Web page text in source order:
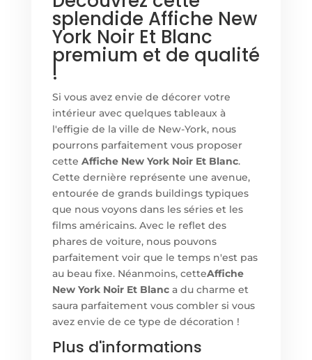
splendide Affiche New
York Noir Et Blanc
premium et de qualité
!
Si vous avez envie de décorer votre
intérieur avec quelques tableaux à
l'effigie de la ville de New-York, nous
pourrons parfaitement vous proposer
cette Affiche New York Noir Et Blanc.
Cette dernière représente une avenue,
entourée de grands buildings typiques
que nous voyons dans les séries et les
films américains. Avec le reflet des
phares de voiture, nous pouvons
parfaitement voir que le temps n'est pas
au beau fixe. Néanmoins, cetteAffiche
New York Noir Et Blanca du charme et
saura parfaitement vous combler si vous
avez envie de ce type de décoration !
Plus d'informations